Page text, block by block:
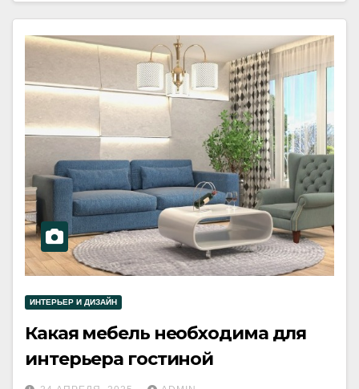
ИНТЕРЬЕР И ДИЗАЙН
Какая мебель необходима для
интерьера гостиной